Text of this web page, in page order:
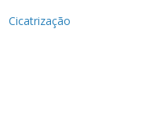
Cicatrização